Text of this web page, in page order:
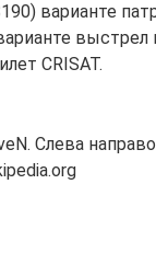
варианте
выстрел
CRISAT.
Слева